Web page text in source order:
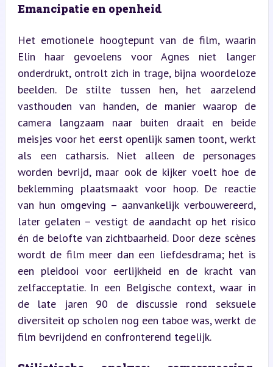
Emancipatie en openheid
Het emotionele hoogtepunt van de film, waarin
Elin haar gevoelens voor Agnes niet langer
onderdrukt, ontrolt zich in trage, bijna woordeloze
beelden. De stilte tussen hen, het aarzelend
vasthouden van handen, de manier waarop de
camera langzaam naar buiten draait en beide
meisjes voor het eerst openlijk samen toont, werkt
als een catharsis. Niet alleen de personages
worden bevrijd, maar ook de kijker voelt hoe de
beklemming plaatsmaakt voor hoop. De reactie
van hun omgeving – aanvankelijk verbouwereerd,
later gelaten – vestigt de aandacht op het risico
én de belofte van zichtbaarheid. Door deze scènes
wordt de film meer dan een liefdesdrama; het is
een pleidooi voor eerlijkheid en de kracht van
zelfacceptatie. In een Belgische context, waar in
de late jaren 90 de discussie rond seksuele
diversiteit op scholen nog een taboe was, werkt de
film bevrijdend en confronterend tegelijk.